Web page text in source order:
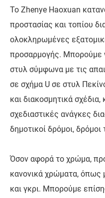
Το Zhenye Haoxuan
προστασίας και τοπίου
ολοκληρωμένες
προσαρμογής. Μπορούμε
στυλ σύμφωνα με τις
σε σχήμα U σε στυλ
και διακοσμητικά
σχεδιαστικές ανάγκες
δημοτικοί δρόμοι, δρόμοι
Όσον αφορά το χρώμα,
κανονικά χρώματα, όπως
και γκρι. Μπορούμε